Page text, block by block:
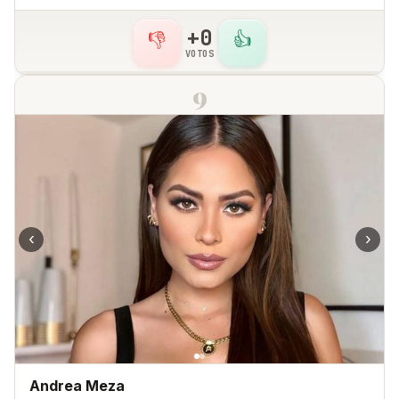
👍
+0
VOTOS
👎
9
‹ ›
Andrea Meza